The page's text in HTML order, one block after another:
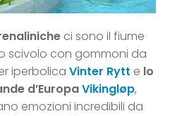
ci sono il fiume
scivolo con gommoni da
iperbolica Vinter Rytt e lo
d’EuropaVikingløp,
emozioni incredibili da